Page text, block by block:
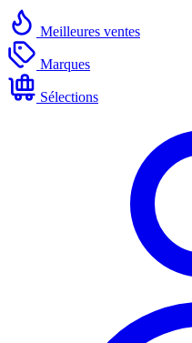
Meilleures ventes
Marques
Sélections